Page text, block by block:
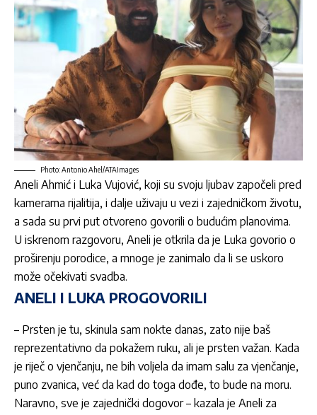
Photo: Antonio Ahel/ATAImages
Aneli Ahmić i Luka Vujović, koji su svoju ljubav započeli pred
kamerama rijalitija, i dalje uživaju u vezi i zajedničkom životu,
a sada su prvi put otvoreno govorili o budućim planovima.
U iskrenom razgovoru, Aneli je otkrila da je Luka govorio o
proširenju porodice, a mnoge je zanimalo da li se uskoro
može očekivati svadba.
ANELI I LUKA PROGOVORILI
– Prsten je tu, skinula sam nokte danas, zato nije baš
reprezentativno da pokažem ruku, ali je prsten važan. Kada
je riječ o vjenčanju, ne bih voljela da imam salu za vjenčanje,
puno zvanica, već da kad do toga dođe, to bude na moru.
Naravno, sve je zajednički dogovor – kazala je Aneli za